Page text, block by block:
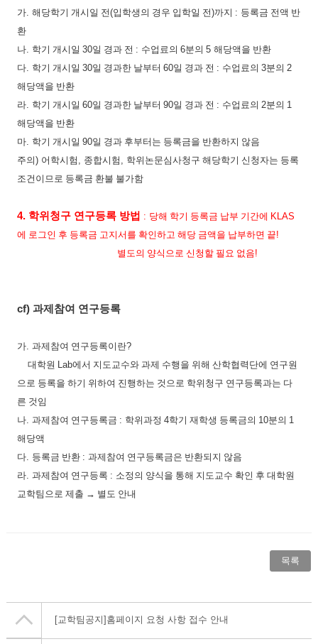
가. 해당학기 개시일 전(입학생의 경우 입학일 전)까지 : 등록금 전액 반
환
나. 학기 개시일 30일 경과 전 : 수업료의 6분의 5 해당액을 반환
다. 학기 개시일 30일 경과한 날부터 60일 경과 전 : 수업료의 3분의 2
해당액을 반환
라. 학기 개시일 60일 경과한 날부터 90일 경과 전 : 수업료의 2분의 1
해당액을 반환
마. 학기 개시일 90일 경과 후부터는 등록금을 반환하지 않음
주의) 어학시험 , 종합시험 , 학위논문심사청구 해당학기 신청자는 등록
조건이므로 등록금 환불 불가함
4. 학위청구 연구등록 방법 : 당해 학기 등록금 납부 기간에 KLAS
에 로그인 후 등록금 고지서를 확인하고 해당 금액을 납부하면 끝!
별도의 양식으로 신청할 필요 없음!
cf) 과제참여 연구등록
가. 과제참여 연구등록이란?
대학원 Lab에서 지도교수와 과제 수행을 위해 산학협력단에 연구원
으로 등록을 하기 위하여 진행하는 것으로 학위청구 연구등록과는 다
른 것임
나. 과제참여 연구등록금 : 학위과정 4학기 재학생 등록금의 10분의 1
해당액
다. 등록금 반환 : 과제참여 연구등록금은 반환되지 않음
라. 과제참여 연구등록 : 소정의 양식을 통해 지도교수 확인 후 대학원
교학팀으로 제출 → 별도 안내
목록
[교학팀공지] 홈페이지 요청 사항 접수 안내